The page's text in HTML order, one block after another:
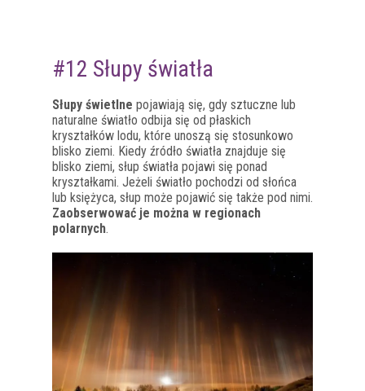
#12 Słupy światła
Słupy świetlne pojawiają się, gdy sztuczne lub
naturalne światło odbija się od płaskich
kryształków lodu, które unoszą się stosunkowo
blisko ziemi. Kiedy źródło światła znajduje się
blisko ziemi, słup światła pojawi się ponad
kryształkami. Jeżeli światło pochodzi od słońca
lub księżyca, słup może pojawić się także pod nimi.
Zaobserwować je można w regionach
polarnych.